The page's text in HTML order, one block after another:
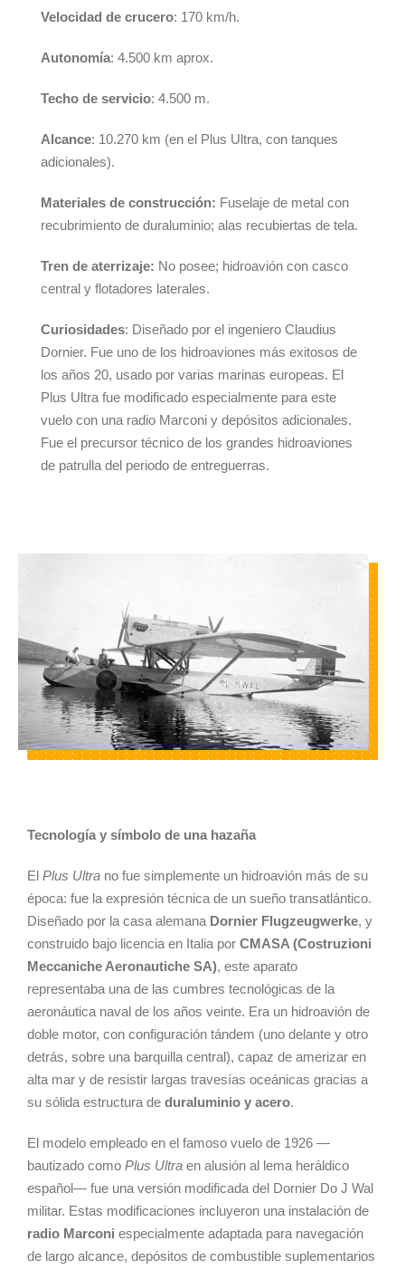
Velocidad de crucero: 170 km/h.
Autonomía: 4.500 km aprox.
Techo de servicio: 4.500 m.
Alcance: 10.270 km (en el Plus Ultra, con tanques
adicionales).
Materiales de construcción: Fuselaje de metal con
recubrimiento de duraluminio; alas recubiertas de tela.
Tren de aterrizaje: No posee; hidroavión con casco
central y flotadores laterales.
Curiosidades: Diseñado por el ingeniero Claudius
Dornier. Fue uno de los hidroaviones más exitosos de
los años 20, usado por varias marinas europeas. El
Plus Ultra fue modificado especialmente para este
vuelo con una radio Marconi y depósitos adicionales.
Fue el precursor técnico de los grandes hidroaviones
de patrulla del periodo de entreguerras.
Tecnología y símbolo de una hazaña
El Plus Ultra no fue simplemente un hidroavión más de su
época: fue la expresión técnica de un sueño transatlántico.
Diseñado por la casa alemana Dornier Flugzeugwerke, y
construido bajo licencia en Italia por CMASA (Costruzioni
Meccaniche Aeronautiche SA), este aparato
representaba una de las cumbres tecnológicas de la
aeronáutica naval de los años veinte. Era un hidroavión de
doble motor, con configuración tándem (uno delante y otro
detrás, sobre una barquilla central), capaz de amerizar en
alta mar y de resistir largas travesías oceánicas gracias a
su sólida estructura de duraluminio y acero.
El modelo empleado en el famoso vuelo de 1926 —
bautizado como Plus Ultra en alusión al lema heráldico
español— fue una versión modificada del Dornier Do J Wal
militar. Estas modificaciones incluyeron una instalación de
radio Marconi especialmente adaptada para navegación
de largo alcance, depósitos de combustible suplementarios